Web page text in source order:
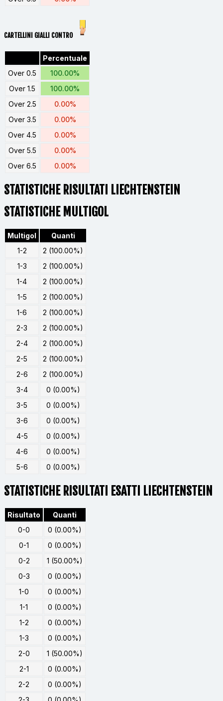
CARTELLINI GIALLI CONTRO
Percentuale
Over 0.5
100.00%
Over 1.5
100.00%
Over 2.5
0.00%
Over 3.5
0.00%
Over 4.5
0.00%
Over 5.5
0.00%
Over 6.5
0.00%
STATISTICHE RISULTATI LIECHTENSTEIN
STATISTICHE MULTIGOL
Multigol
Quanti
1-2
2 (100.00%)
1-3
2 (100.00%)
1-4
2 (100.00%)
1-5
2 (100.00%)
1-6
2 (100.00%)
2-3
2 (100.00%)
2-4
2 (100.00%)
2-5
2 (100.00%)
2-6
2 (100.00%)
3-4
0 (0.00%)
3-5
0 (0.00%)
3-6
0 (0.00%)
4-5
0 (0.00%)
4-6
0 (0.00%)
5-6
0 (0.00%)
STATISTICHE RISULTATI ESATTI LIECHTENSTEIN
Risultato
Quanti
0-0
0 (0.00%)
0-1
0 (0.00%)
0-2
1 (50.00%)
0-3
0 (0.00%)
1-0
0 (0.00%)
1-1
0 (0.00%)
1-2
0 (0.00%)
1-3
0 (0.00%)
2-0
1 (50.00%)
2-1
0 (0.00%)
2-2
0 (0.00%)